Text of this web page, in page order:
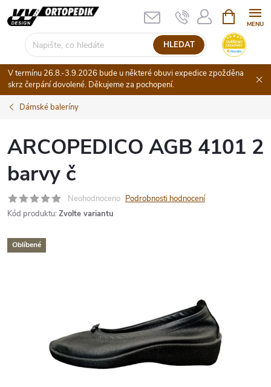
Přejít
na
HLEDAT
NÁKUPNÍ
KOŠÍK
V termínu 26.8.-3.9.2026 bude u některé obuvi expedice zpožděna
skrz čerpání dovolené. Děkujeme za pochopení.
Dámské baleríny
ARCOPEDICO AGB 4101 2
barvy č
Neohodnoceno Podrobnosti hodnocení
Kód produktu: Zvolte variantu
Oblíbené